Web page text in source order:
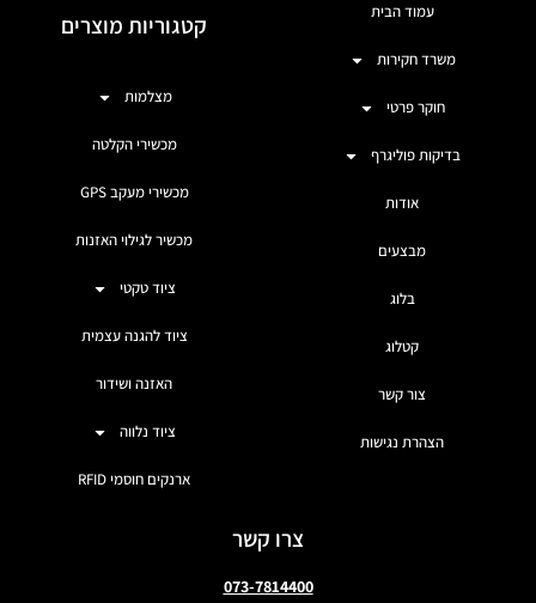
עמוד הבית
משרד חקירות
חוקר פרטי
בדיקות פוליגרף
אודות
מבצעים
בלוג
קטלוג
צור קשר
הצהרת נגישות
קטגוריות מוצרים
מצלמות
מכשירי הקלטה
מכשירי מעקב GPS
מכשיר לגילוי האזנות
ציוד טקטי
ציוד להגנה עצמית
האזנה ושידור
ציוד נלווה
ארנקים חוסמי RFID
צרו קשר
073-7814400